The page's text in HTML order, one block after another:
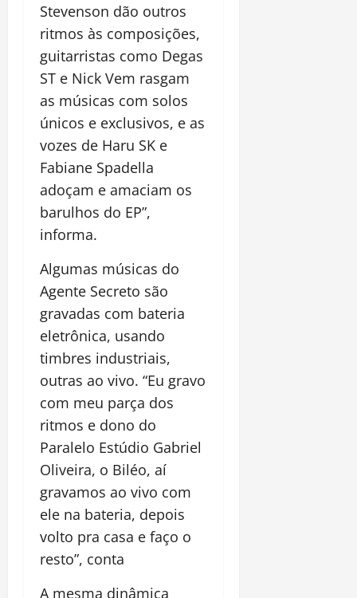
Stevenson dão outros
ritmos às composições,
guitarristas como Degas
ST e Nick Vem rasgam
as músicas com solos
únicos e exclusivos, e as
vozes de Haru SK e
Fabiane Spadella
adoçam e amaciam os
barulhos do EP”,
informa.
Algumas músicas do
Agente Secreto são
gravadas com bateria
eletrônica, usando
timbres industriais,
outras ao vivo. “Eu gravo
com meu parça dos
ritmos e dono do
Paralelo Estúdio Gabriel
Oliveira, o Biléo, aí
gravamos ao vivo com
ele na bateria, depois
volto pra casa e faço o
resto”, conta
A mesma dinâmica